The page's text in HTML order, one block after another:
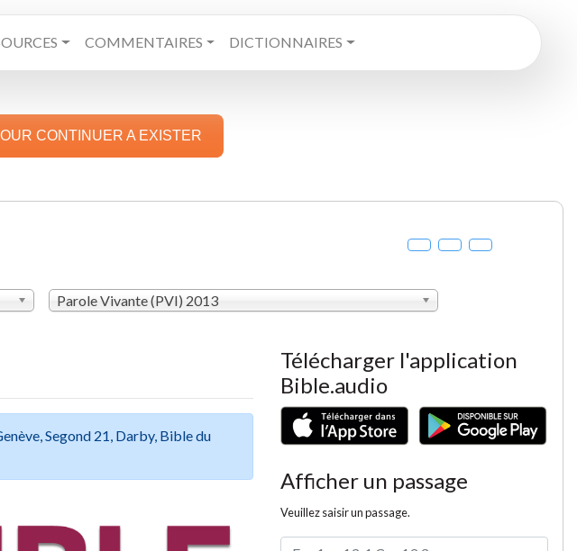
COMMENTAIRES DICTIONNAIRES
CONTINUER A EXISTER
Parole Vivante (PVI) 2013
Segond 21, Darby, Bible du
Télécharger l'application
Bible.audio
Afficher un passage
Veuillez saisir un passage.